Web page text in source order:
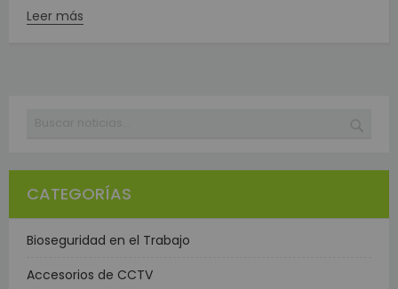
Leer más
CATEGORÍAS
Bioseguridad en el Trabajo
Accesorios de CCTV